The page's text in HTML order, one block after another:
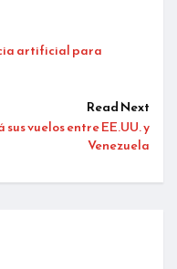
artificial para
Read Next
vuelos entre EE.UU. y
Venezuela